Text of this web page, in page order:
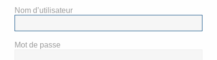
Nom d’utilisateur
Mot de passe